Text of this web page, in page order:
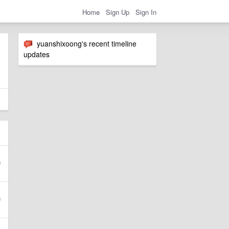
Home Sign Up Sign In
yuanshixoong's recent timeline
updates